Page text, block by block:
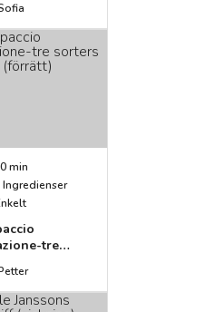
min
Ingredienser
tre